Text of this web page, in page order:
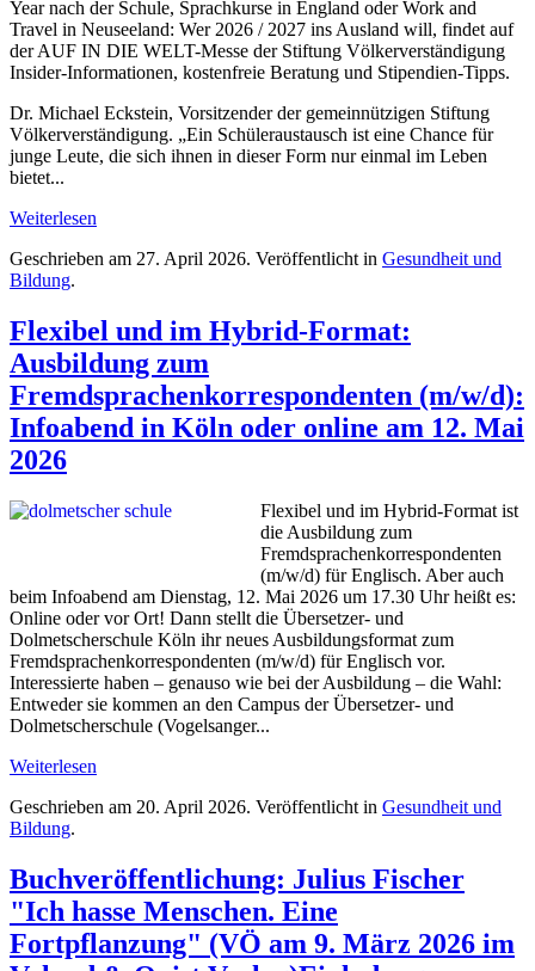
Year nach der Schule, Sprachkurse in England oder Work and
Travel in Neuseeland: Wer 2026 / 2027 ins Ausland will, findet auf
der AUF IN DIE WELT-Messe der Stiftung Völkerverständigung
Insider-Informationen, kostenfreie Beratung und Stipendien-Tipps.
Dr. Michael Eckstein, Vorsitzender der gemeinnützigen Stiftung
Völkerverständigung. „Ein Schüleraustausch ist eine Chance für
junge Leute, die sich ihnen in dieser Form nur einmal im Leben
bietet...
Weiterlesen
Geschrieben am 27. April 2026. Veröffentlicht in Gesundheit und
Bildung.
Flexibel und im Hybrid-Format:
Ausbildung zum
Fremdsprachenkorrespondenten (m/w/d):
Infoabend in Köln oder online am 12. Mai
2026
Flexibel und im Hybrid-Format ist
die Ausbildung zum
Fremdsprachenkorrespondenten
(m/w/d) für Englisch. Aber auch
beim Infoabend am Dienstag, 12. Mai 2026 um 17.30 Uhr heißt es:
Online oder vor Ort! Dann stellt die Übersetzer- und
Dolmetscherschule Köln ihr neues Ausbildungsformat zum
Fremdsprachenkorrespondenten (m/w/d) für Englisch vor.
Interessierte haben – genauso wie bei der Ausbildung – die Wahl:
Entweder sie kommen an den Campus der Übersetzer- und
Dolmetscherschule (Vogelsanger...
Weiterlesen
Geschrieben am 20. April 2026. Veröffentlicht in Gesundheit und
Bildung.
Buchveröffentlichung: Julius Fischer
"Ich hasse Menschen. Eine
Fortpflanzung" (VÖ am 9. März 2026 im